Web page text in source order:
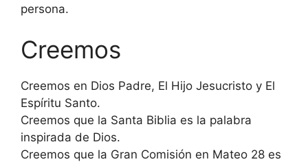
persona.
Creemos
Creemos en Dios Padre, El Hijo Jesucristo y El
Espíritu Santo.
Creemos que la Santa Biblia es la palabra
inspirada de Dios.
Creemos que la Gran Comisión en Mateo 28 es